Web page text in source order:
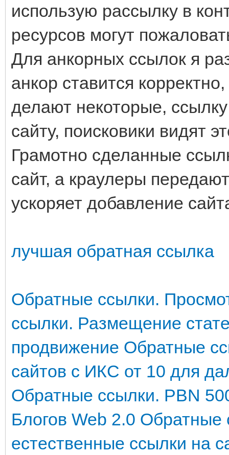
использую рассылку в
ресурсов могут
Для анкорных ссылок я
анкор ставится
делают некоторые,
сайту, поисковики видят
Грамотно сделанные
сайт, а краулеры
ускоряет добавление
лучшая обратная ссылка
Обратные ссылки.
ссылки. Размещение
продвижение Обратные
сайтов с ИКС от 10 для
Обратные ссылки. PBN
Блогов Web 2.0 Обратные
естественные ссылки на